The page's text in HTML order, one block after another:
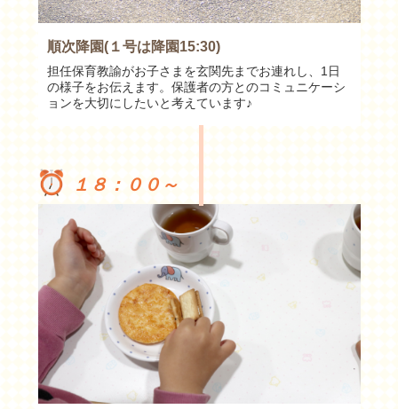
順次降園(１号は降園15:30)
担任保育教諭がお子さまを玄関先までお連れし、1日
の様子をお伝えます。保護者の方とのコミュニケーシ
ョンを大切にしたいと考えています♪
１８：００～